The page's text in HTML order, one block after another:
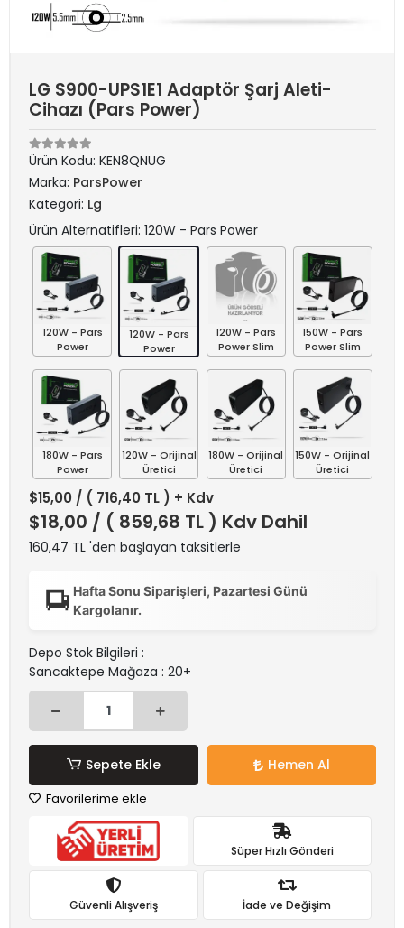
LG S900-UPS1E1 Adaptör Şarj Aleti-
Cihazı (Pars Power)
Ürün Kodu: KEN8QNUG
Marka: ParsPower
Kategori: Lg
Ürün Alternatifleri: 120W - Pars Power
120W - Pars
Power
120W - Pars
Power
120W - Pars
Power Slim
150W - Pars
Power Slim
180W - Pars
Power
120W - Orijinal
Üretici
180W - Orijinal
Üretici
150W - Orijinal
Üretici
$15,00 / ( 716,40 TL ) + Kdv
$18,00 / ( 859,68 TL ) Kdv Dahil
160,47 TL 'den başlayan taksitlerle
Hafta Sonu Siparişleri, Pazartesi Günü
Kargolanır.
Depo Stok Bilgileri :
Sancaktepe Mağaza : 20+
Sepete Ekle Hemen Al
Favorilerime ekle
Süper Hızlı Gönderi
Güvenli Alışveriş İade ve Değişim